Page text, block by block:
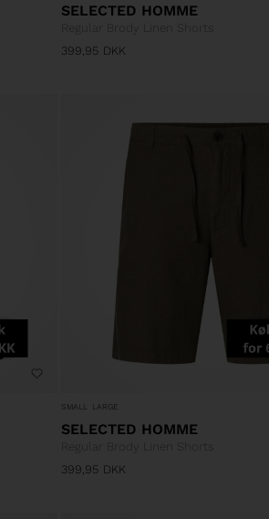
SELECTED HOMME
399,95 DKK
SMALL LARGE
SELECTED HOMME
399,95 DKK